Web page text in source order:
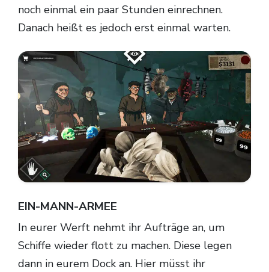
noch einmal ein paar Stunden einrechnen.
Danach heißt es jedoch erst einmal warten.
EIN-MANN-ARMEE
In eurer Werft nehmt ihr Aufträge an, um
Schiffe wieder flott zu machen. Diese legen
dann in eurem Dock an. Hier müsst ihr